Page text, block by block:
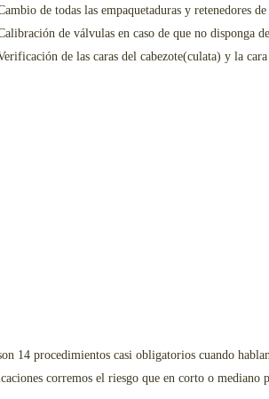
de todas las empaquetaduras y retenedores
de válvulas en caso de que no disponga
de las caras del cabezote(culata) y la
14 procedimientos casi obligatorios cuando
corremos el riesgo que en corto o mediano